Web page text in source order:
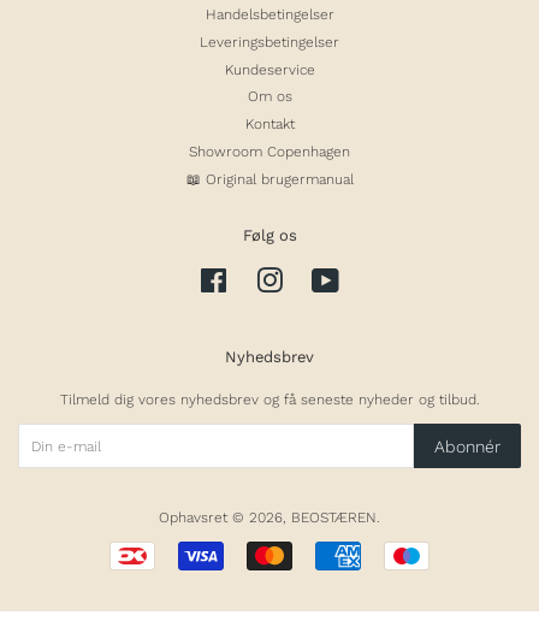
Handelsbetingelser
Leveringsbetingelser
Kundeservice
Om os
Kontakt
Showroom Copenhagen
📖 Original brugermanual
Følg os
Facebook Instagram
Nyhedsbrev
Tilmeld dig vores nyhedsbrev og få seneste nyheder og tilbud.
Abonnér
Ophavsret © 2026, BEOSTÆREN.
Betalingsikoner